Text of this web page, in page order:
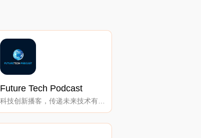
Future Tech Podcast
科技创新播客，传递未来技术有望改善我们生活的信息。